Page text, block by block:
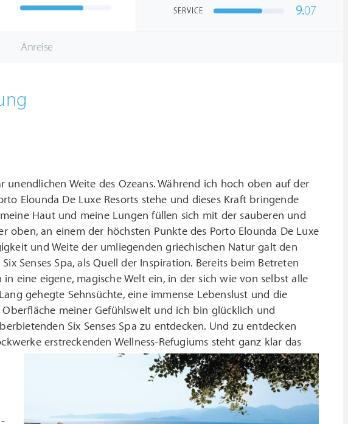
SERVICE 9.07
Anreise
Weite des Ozeans. Während ich hoch oben auf der
Elounda De Luxe Resorts stehe und dieses Kraft bringende
Haut und meine Lungen füllen sich mit der sauberen und
oben, an einem der höchsten Punkte des Porto Elounda De Luxe
und Weite der umliegenden griechischen Natur galt den
Senses Spa, als Quell der Inspiration. Bereits beim Betreten
eine eigene, magische Welt ein, in der sich wie von selbst alle
gehegte Sehnsüchte, eine immense Lebenslust und die
meiner Gefühlswelt und ich bin glücklich und
Six Senses Spa zu entdecken. Und zu entdecken
erstreckenden Wellness-Refugiums steht ganz klar das